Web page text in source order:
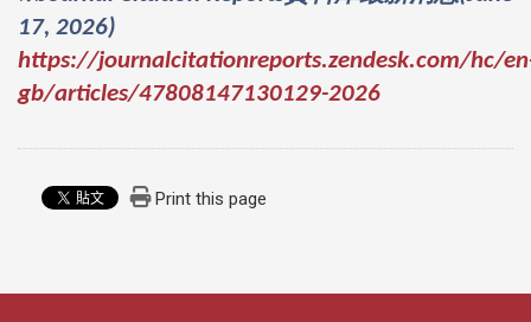
17, 2026)
https://journalcitationreports.zendesk.com/hc/
gb/articles/47808147130129-2026
Print this page